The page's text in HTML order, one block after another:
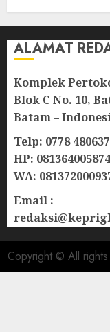
ALAMAT
Komplek
Blok C No. 10,
Batam –
Telp: 0778
HP: 081364005874
WA:
Email :
Copyright © All